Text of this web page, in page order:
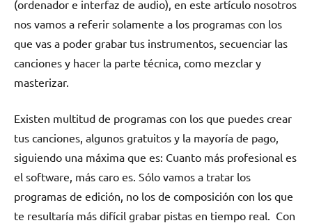
(ordenador e interfaz de audio), en este artículo nosotros
nos vamos a referir solamente a los programas con los
que vas a poder grabar tus instrumentos, secuenciar las
canciones y hacer la parte técnica, como mezclar y
masterizar.
Existen multitud de programas con los que puedes crear
tus canciones, algunos gratuitos y la mayoría de pago,
siguiendo una máxima que es: Cuanto más profesional es
el software, más caro es. Sólo vamos a tratar los
programas de edición, no los de composición con los que
te resultaría más difícil grabar pistas en tiempo real. Con